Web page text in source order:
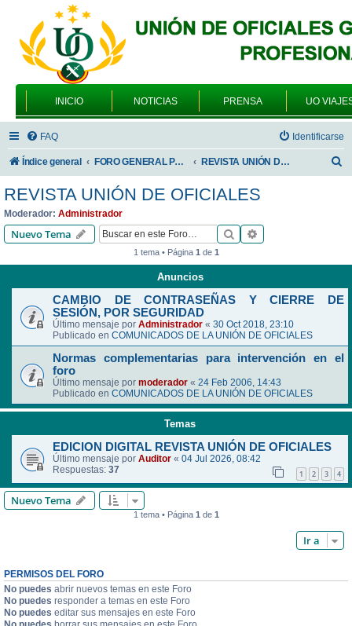
INICIO NOTICIAS PRENSA UO
FAQ Identificarse
Índice general FORO GENERAL PARA TODOS LOS USUARIOS REVISTA UNIÓN DE OFICIALES
r
REVISTA UNIÓN DE OFICIALES
Moderador: Administrador
Nuevo Tema Buscar
1 tema • Página 1de 1
Anuncios
CAMBIO DE CONTRASEÑAS Y CIERRE DE
SESIÓN, POR SEGURIDAD
Último mensaje por Administrador « 30 Oct 2018, 23:10
Publicado en COMUNICADOS DE LA UNIÓN DE OFICIALES
Normas complementarias para intervención en el
foro
Último mensaje por moderador « 24 Feb 2006, 14:43
Publicado en COMUNICADOS DE LA UNIÓN DE OFICIALES
Temas
EDICION DIGITAL REVISTA UNIÓN DE OFICIALES
Último mensaje por Auditor « 04 Jul 2026, 08:42
Respuestas: 37 1 2 3 4
Nuevo Tema
1 tema • Página 1 de 1
Ir a
PERMISOS DEL FORO
No puedes abrir nuevos temas en este Foro
No puedes responder a temas en este Foro
No puedes editar sus mensajes en este Foro